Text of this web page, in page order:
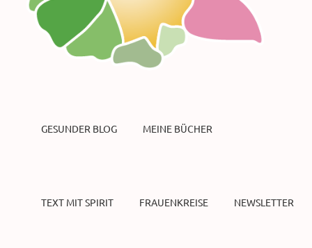
GESUNDER BLOG MEINE BÜCHER
TEXT MIT SPIRIT FRAUENKREISE NEWSLETTER